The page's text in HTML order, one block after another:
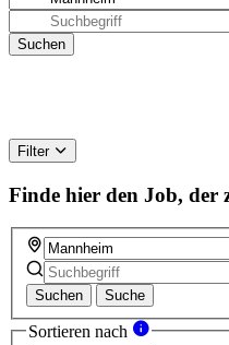
Filter
Finde hier den Job, der
Suchen Suche
Sortieren nach